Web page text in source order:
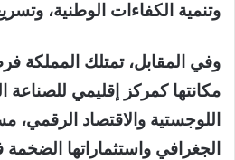
وتنمية الكفاءات الوطنية،
وفي المقابل، تمتلك المملكة
مكانتها كمركز إقليمي للصناعة
اللوجستية والاقتصاد الرقمي،
الجغرافي واستثماراتها الضخمة